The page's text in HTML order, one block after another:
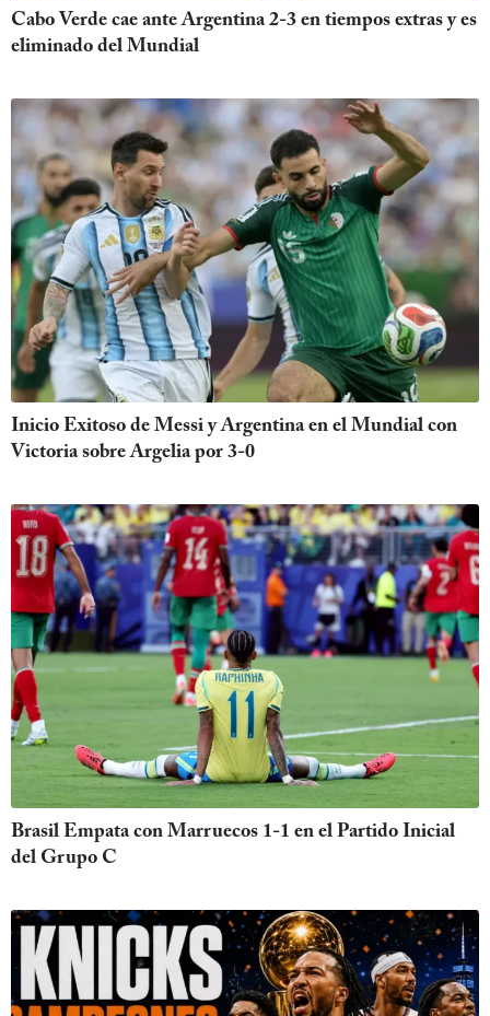
Cabo Verde cae ante Argentina 2-3 en tiempos extras y es
eliminado del Mundial
Inicio Exitoso de Messi y Argentina en el Mundial con
Victoria sobre Argelia por 3-0
Brasil Empata con Marruecos 1-1 en el Partido Inicial
del Grupo C